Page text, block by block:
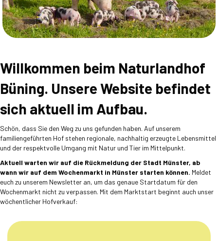
Willkommen beim Naturlandhof
Büning. Unsere Website befindet
sich aktuell im Aufbau.
Schön, dass Sie den Weg zu uns gefunden haben. Auf unserem
familiengeführten Hof stehen regionale, nachhaltig erzeugte Lebensmittel
und der respektvolle Umgang mit Natur und Tier im Mittelpunkt.
Aktuell warten wir auf die Rückmeldung der Stadt Münster, ab
wann wir auf dem Wochenmarkt in Münster starten können. Meldet
euch zu unserem Newsletter an, um das genaue Startdatum für den
Wochenmarkt nicht zu verpassen. Mit dem Marktstart beginnt auch unser
wöchentlicher Hofverkauf: